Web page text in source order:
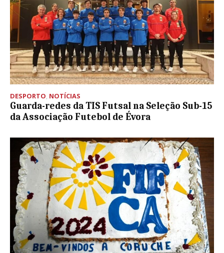
DESPORTO NOTÍCIAS
Guarda-redes da TIS Futsal na Seleção Sub-15
da Associação Futebol de Évora